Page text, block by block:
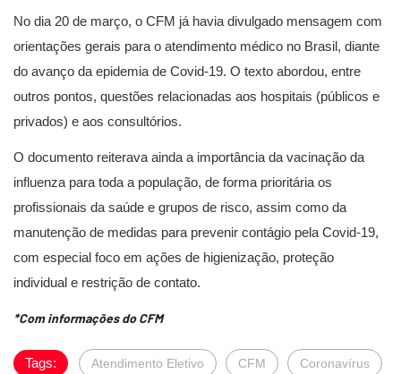
No dia 20 de março, o CFM já havia divulgado mensagem com
orientações gerais para o atendimento médico no Brasil, diante
do avanço da epidemia de Covid-19. O texto abordou, entre
outros pontos, questões relacionadas aos hospitais (públicos e
privados) e aos consultórios.
O documento reiterava ainda a importância da vacinação da
influenza para toda a população, de forma prioritária os
profissionais da saúde e grupos de risco, assim como da
manutenção de medidas para prevenir contágio pela Covid-19,
com especial foco em ações de higienização, proteção
individual e restrição de contato.
*Com informações do CFM
Tags: Atendimento Eletivo CFM Coronavírus